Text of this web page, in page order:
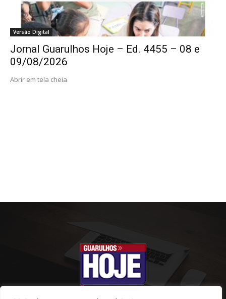
Versão Digital
Jornal Guarulhos Hoje – Ed. 4455 – 08 e
09/08/2026
Abrir em tela cheia